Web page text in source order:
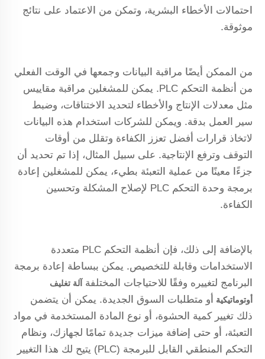
احتمالات الأخطاء البشرية، وتمكن من الاعتماد على نتائج
موثوقة.
من الممكن أيضًا مراقبة البيانات وجمعها في الوقت الفعلي
من أنظمة التحكم PLC. يمكن للمشغلين مراقبة مقاييس
مثل معدلات الإنتاج والأخطاء لتحديد الاختناقات، وضبط
سير العمل بدقة. ويمكن للشركات استخدام هذه البيانات
لاتخاذ قرارات أفضل تعزز الكفاءة وتقلل من أوقات
التوقف وترفع الإنتاجية. على سبيل المثال، إذا تم تحديد أن
جزءًا معينًا من عملية التعبئة بطيء، يمكن للمشغلين إعادة
برمجة وحدة التحكم PLC لإصلاح المشكلة وتحسين
الكفاءة.
بالإضافة إلى ذلك، فإن أنظمة التحكم PLC متعددة
الاستخدامات وقابلة للتخصيص. يمكن ببساطة إعادة برمجة
البرنامج لتغييره وفقًا للاحتياجات المختلفة آلة تغليف
أوتوماتيكية
أو متطلبات السوق الجديدة. يمكن أن يتضمن
ذلك تغيير كمية الحشوة، أو نوع المادة المستخدمة في مواد
التعبئة، أو حتى إضافة ميزات جديدة تمامًا لجهازك، ونظام
التحكم المنطقي القابل للبرمجة (PLC) يتيح لك هذا التغيير